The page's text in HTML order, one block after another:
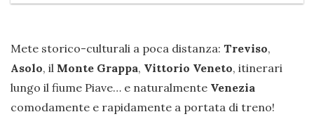
Mete storico-culturali a poca distanza: Treviso,
Asolo, il Monte Grappa, Vittorio Veneto, itinerari
lungo il fiume Piave… e naturalmente Venezia
comodamente e rapidamente a portata di treno!